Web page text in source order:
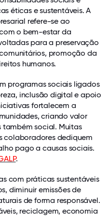
éticas e sustentáveis. A
refere-se ao
o bem-estar da
para a preservação
promoção da
humanos.
programas sociais ligados
inclusão digital e apoio
fortalecem a
criando valor
também social. Muitas
colaboradores dediquem
pago a causas sociais.
.
com práticas sustentáveis
diminuir emissões de
de forma responsável.
reciclagem, economia